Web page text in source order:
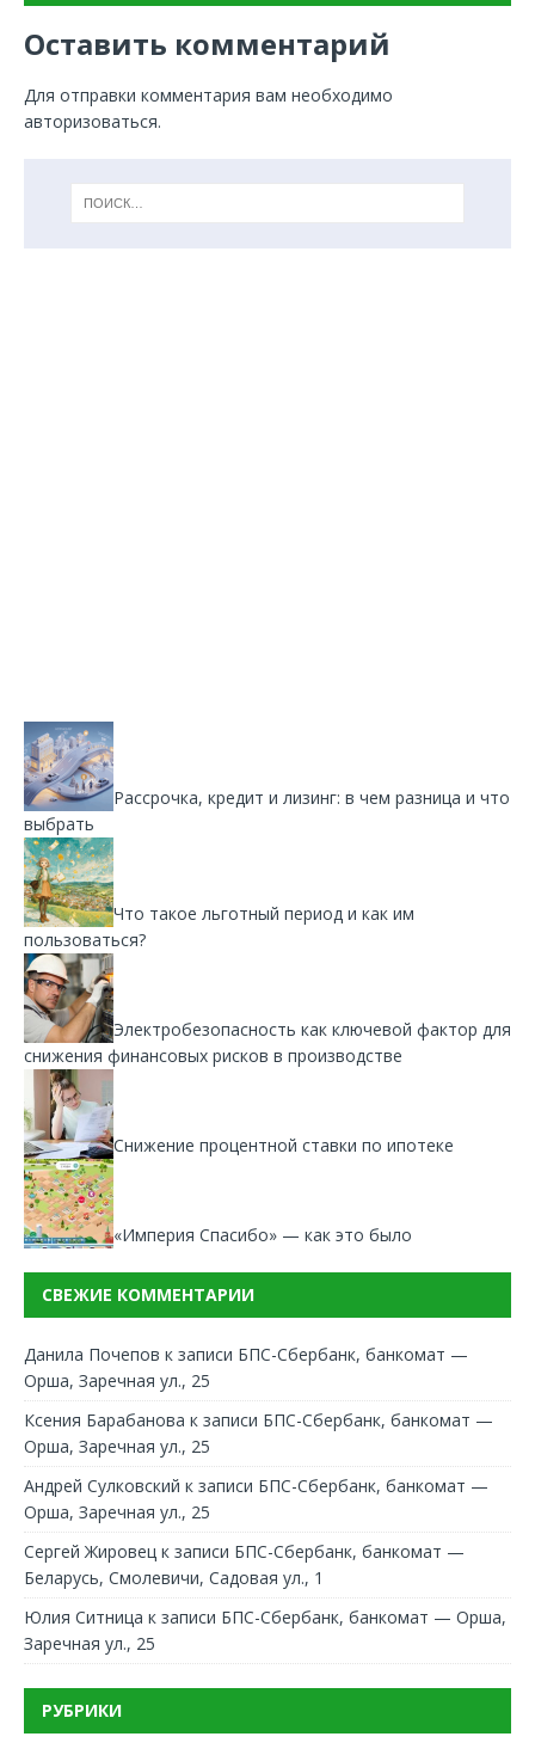
Оставить комментарий
Для отправки комментария вам необходимо
авторизоваться.
Рассрочка, кредит и лизинг: в чем разница и что
выбрать
Что такое льготный период и как им
пользоваться?
Электробезопасность как ключевой фактор для
снижения финансовых рисков в производстве
Снижение процентной ставки по ипотеке
«Империя Спасибо» — как это было
СВЕЖИЕ КОММЕНТАРИИ
Данила Почепов к записи БПС-Сбербанк, банкомат —
Орша, Заречная ул., 25
Ксения Барабанова к записи БПС-Сбербанк, банкомат —
Орша, Заречная ул., 25
Андрей Сулковский к записи БПС-Сбербанк, банкомат —
Орша, Заречная ул., 25
Сергей Жировец к записи БПС-Сбербанк, банкомат —
Беларусь, Смолевичи, Садовая ул., 1
Юлия Ситница к записи БПС-Сбербанк, банкомат — Орша,
Заречная ул., 25
РУБРИКИ